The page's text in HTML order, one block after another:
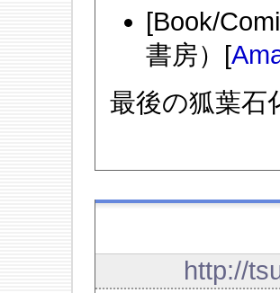
[Book/
書房）[
最後の狐葉石
http://